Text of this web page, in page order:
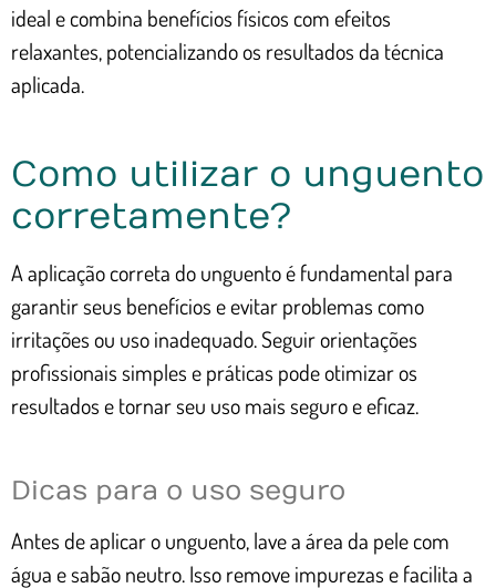
ideal e combina benefícios físicos com efeitos
relaxantes, potencializando os resultados da técnica
aplicada.
Como utilizar o unguento
corretamente?
A aplicação correta do unguento é fundamental para
garantir seus benefícios e evitar problemas como
irritações ou uso inadequado. Seguir orientações
profissionais simples e práticas pode otimizar os
resultados e tornar seu uso mais seguro e eficaz.
Dicas para o uso seguro
Antes de aplicar o unguento, lave a área da pele com
água e sabão neutro. Isso remove impurezas e facilita a